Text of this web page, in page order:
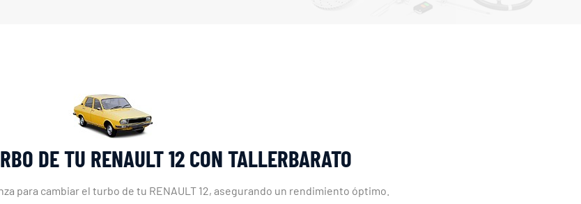
DE TU RENAULT 12 CON TALLERBARATO
para cambiar el turbo de tu RENAULT 12, asegurando un rendimiento óptimo.